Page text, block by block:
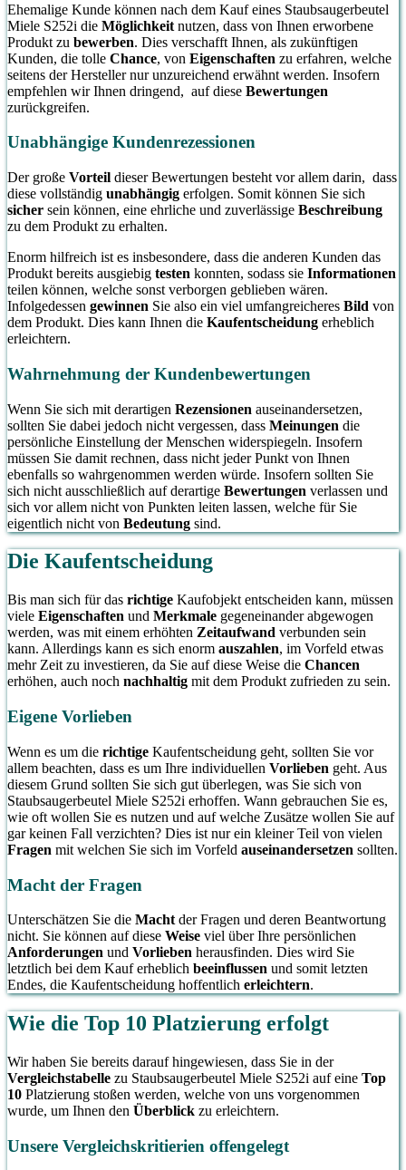
Ehemalige Kunde können nach dem Kauf eines Staubsaugerbeutel
Miele S252i die Möglichkeit nutzen, dass von Ihnen erworbene
Produkt zu bewerben. Dies verschafft Ihnen, als zukünftigen
Kunden, die tolle Chance, von Eigenschaften zu erfahren, welche
seitens der Hersteller nur unzureichend erwähnt werden. Insofern
empfehlen wir Ihnen dringend, auf diese Bewertungen
zurückgreifen.
Unabhängige Kundenrezessionen
Der große Vorteil dieser Bewertungen besteht vor allem darin, dass
diese vollständig unabhängig erfolgen. Somit können Sie sich
sicher sein können, eine ehrliche und zuverlässige Beschreibung
zu dem Produkt zu erhalten.
Enorm hilfreich ist es insbesondere, dass die anderen Kunden das
Produkt bereits ausgiebig testen konnten, sodass sie Informationen
teilen können, welche sonst verborgen geblieben wären.
Infolgedessen gewinnen Sie also ein viel umfangreicheres Bild von
dem Produkt. Dies kann Ihnen die Kaufentscheidung erheblich
erleichtern.
Wahrnehmung der Kundenbewertungen
Wenn Sie sich mit derartigen Rezensionen auseinandersetzen,
sollten Sie dabei jedoch nicht vergessen, dass Meinungen die
persönliche Einstellung der Menschen widerspiegeln. Insofern
müssen Sie damit rechnen, dass nicht jeder Punkt von Ihnen
ebenfalls so wahrgenommen werden würde. Insofern sollten Sie
sich nicht ausschließlich auf derartige Bewertungen verlassen und
sich vor allem nicht von Punkten leiten lassen, welche für Sie
eigentlich nicht von Bedeutung sind.
Die Kaufentscheidung
Bis man sich für das richtige Kaufobjekt entscheiden kann, müssen
viele Eigenschaften und Merkmale gegeneinander abgewogen
werden, was mit einem erhöhten Zeitaufwand verbunden sein
kann. Allerdings kann es sich enorm auszahlen, im Vorfeld etwas
mehr Zeit zu investieren, da Sie auf diese Weise die Chancen
erhöhen, auch noch nachhaltig mit dem Produkt zufrieden zu sein.
Eigene Vorlieben
Wenn es um die richtige Kaufentscheidung geht, sollten Sie vor
allem beachten, dass es um Ihre individuellen Vorlieben geht. Aus
diesem Grund sollten Sie sich gut überlegen, was Sie sich von
Staubsaugerbeutel Miele S252i erhoffen. Wann gebrauchen Sie es,
wie oft wollen Sie es nutzen und auf welche Zusätze wollen Sie auf
gar keinen Fall verzichten? Dies ist nur ein kleiner Teil von vielen
Fragen mit welchen Sie sich im Vorfeld auseinandersetzen sollten.
Macht der Fragen
Unterschätzen Sie die Macht der Fragen und deren Beantwortung
nicht. Sie können auf diese Weise viel über Ihre persönlichen
Anforderungen und Vorlieben herausfinden. Dies wird Sie
letztlich bei dem Kauf erheblich beeinflussen und somit letzten
Endes, die Kaufentscheidung hoffentlich erleichtern.
Wie die Top 10 Platzierung erfolgt
Wir haben Sie bereits darauf hingewiesen, dass Sie in der
Vergleichstabelle zu Staubsaugerbeutel Miele S252i auf eine Top
10 Platzierung stoßen werden, welche von uns vorgenommen
wurde, um Ihnen den Überblick zu erleichtern.
Unsere Vergleichskritierien offengelegt